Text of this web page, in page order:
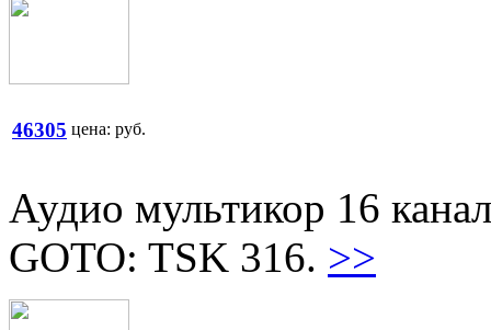
46305 цена: руб.
Аудио мультикор 16
GOTO: TSK 316. >>